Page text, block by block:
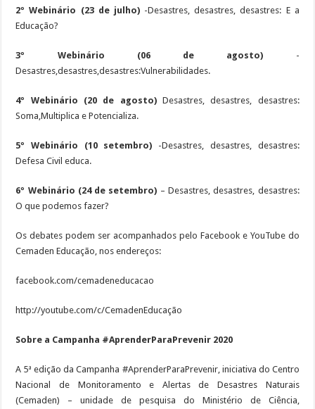
2º Webinário (23 de julho)-Desastres, desastres, desastres: E a
Educação?
3º Webinário (06 de agosto) -
Desastres,desastres,desastres:Vulnerabilidades.
4º Webinário (20 de agosto)Desastres, desastres, desastres:
Soma,Multiplica e Potencializa.
5º Webinário (10 setembro) -Desastres, desastres, desastres:
Defesa Civil educa.
6º Webinário (24 de setembro) – Desastres, desastres, desastres:
O que podemos fazer?
Os debates podem ser acompanhados pelo Facebook e YouTube do
Cemaden Educação, nos endereços:
facebook.com/cemadeneducacao
http://youtube.com/c/CemadenEducação
Sobre a Campanha #AprenderParaPrevenir 2020
A 5ª edição da Campanha #AprenderParaPrevenir, iniciativa do Centro
Nacional de Monitoramento e Alertas de Desastres Naturais
(Cemaden) – unidade de pesquisa do Ministério de Ciência,